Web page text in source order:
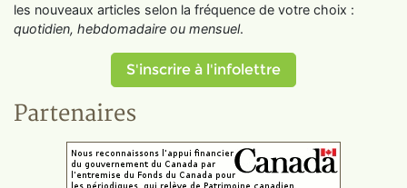
les nouveaux articles selon la fréquence de votre choix :
quotidien, hebdomadaire ou mensuel.
S'inscrire à l'infolettre
Partenaires